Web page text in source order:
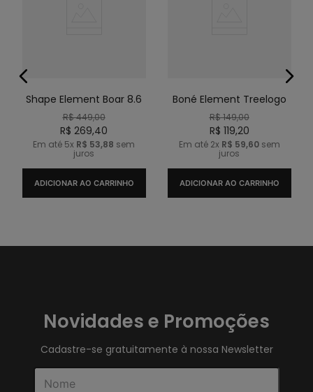
Shape Element Boar 8.6
R$449,00
R$ 269,40
Em até 5x R$ 53,88 sem
juros
ADICIONAR AO CARRINHO
Boné Element Treelogo
R$149,00
R$ 119,20
Em até 2x R$ 59,60sem
juros
ADICIONAR AO CARRINHO
Novidades e Promoções
Cadastre-se gratuitamente à nossa Newsletter